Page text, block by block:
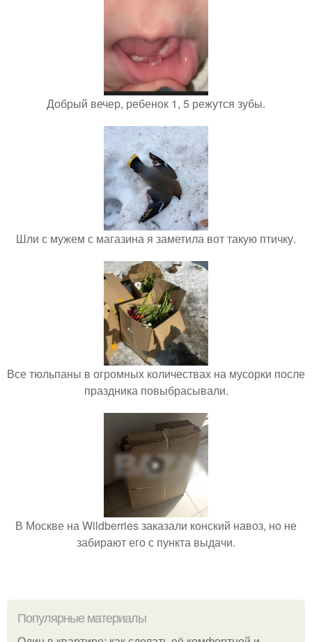
Добрый вечер, ребенок 1, 5 режутся зубы.
Шли с мужем с магазина я заметила вот такую птичку.
Все тюльпаны в огромных количествах на мусорки после
праздника повыбрасывали.
В Москве на Wildberries заказали конский навоз, но не
забирают его с пункта выдачи.
Популярные материалы